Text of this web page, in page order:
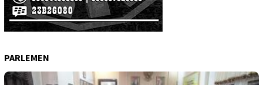
PARLEMEN